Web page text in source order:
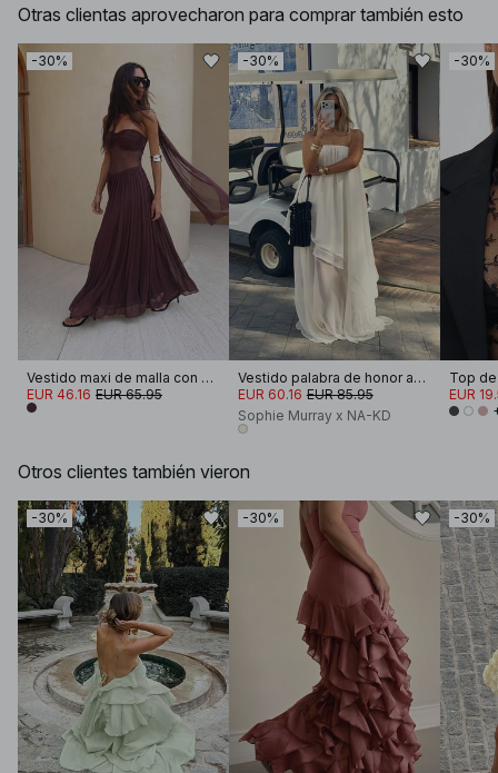
Otras clientas aprovecharon para comprar también esto
-30%
Vestido maxi de malla con pañuelo
EUR 46.16 EUR 65.95
-30%
Vestido palabra de honor asimétrico fluido
EUR 60.16 EUR 85.95
Sophie Murray x NA-KD
-30%
EUR
Otros clientes también vieron
-30% -30% -30%